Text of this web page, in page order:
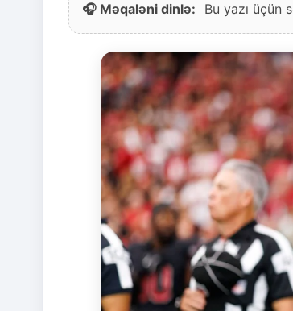
🎧 Məqaləni dinlə: Bu yazı üçün